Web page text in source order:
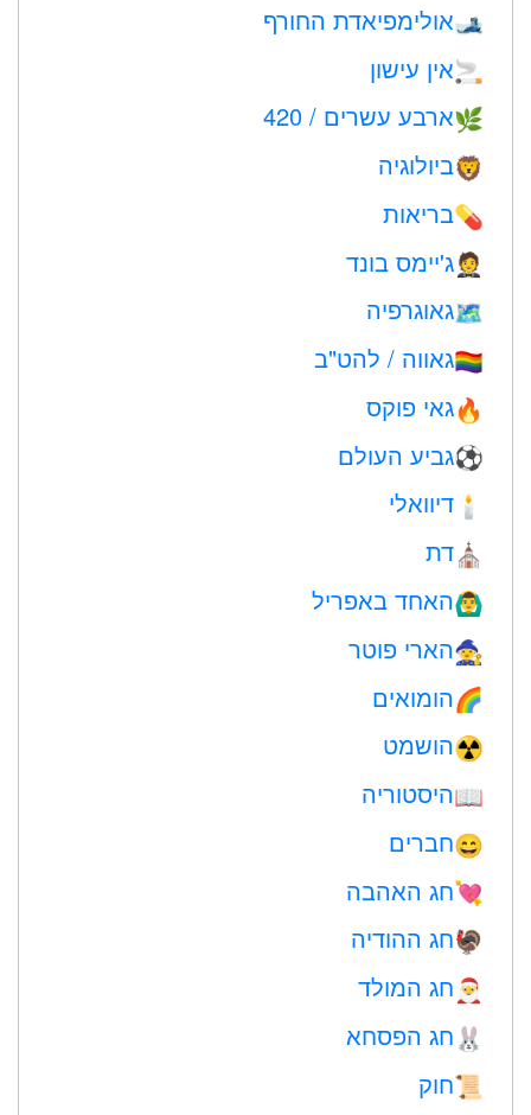
🎿אולימפיאדת החורף
🚬אין עישון
🌿ארבע עשרים / 420
🦁ביולוגיה
💊בריאות
🤵ג'יימס בונד
🗺גאוגרפיה
🏳️‍🌈גאווה / להט"ב
🔥גאי פוקס
⚽גביע העולם
🕯 דיוואלי
⛪️דת
🙆‍♂️האחד באפריל
🧙הארי פוטר
🌈הומואים
☢️הושמט
📖היסטוריה
😄חברים
💘חג האהבה
🦃חג ההודיה
🎅 חג המולד
🐰 חג הפסחא
📜חוק